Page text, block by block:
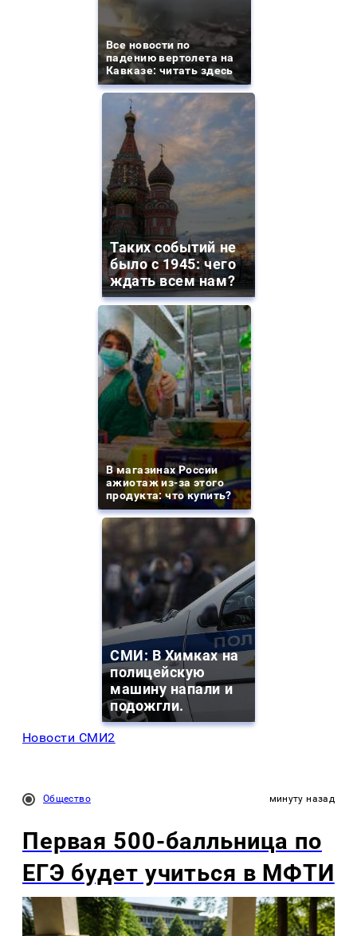
Все новости по
падению вертолета на
Кавказе: читать здесь
Таких событий не
было с 1945: чего
ждать всем нам?
В магазинах России
ажиотаж из-за этого
продукта: что купить?
СМИ: В Химках на
полицейскую
машину напали и
подожгли.
Новости СМИ2
Общество минуту назад
Первая 500-балльница по
ЕГЭ будет учиться в МФТИ